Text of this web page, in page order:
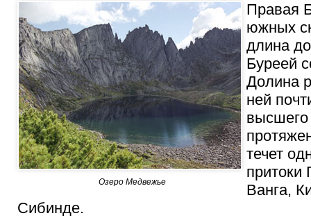
Озеро Медвежье
Правая
южных
длина
Буреей
Долина
ней
течет
притоки
Ванга,
Сибинде.